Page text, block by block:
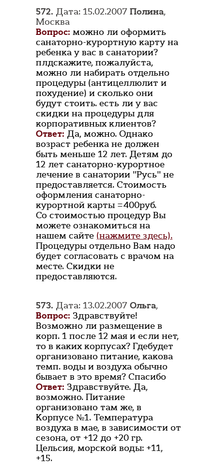
572. Дата: 15.02.2007 Полина,
Москва
Вопрос: можно ли оформить
санаторно-курортную карту на
ребенка у вас в санатории?
плдскажите, пожалуйста,
можно ли набирать отдельно
процедуры (антицеллюлит и
похудение) и сколько они
будут стоить. есть ли у вас
скидки на процедуры для
корпоративных клиентов?
Ответ: Да, можно. Однако
возраст ребенка не должен
быть меньше 12 лет. Детям до
12 лет санаторно-курортное
лечение в санатории "Русь" не
предоставляется. Стоимость
оформления санаторно-
курортной карты =400руб.
Со стоимостью процедур Вы
можете ознакомиться на
нашем сайте (нажмите здесь).
Процедуры отдельно Вам надо
будет согласовать с врачом на
месте. Скидки не
предоставляются.
573. Дата: 13.02.2007 Ольга,
Вопрос: Здравствуйте!
Возможно ли размещение в
корп. 1 после 12 мая и если нет,
то в каких корпусах? Гдебудет
организовано питание, какова
темп. воды и воздуха обычно
бывает в это время? Спасибо
Ответ: Здравствуйте. Да,
возможно. Питание
организовано там же, в
Корпусе №1. Температура
воздуха в мае, в зависимости от
сезона, от +12 до +20 гр.
Цельсия, морской воды: +11,
+15.